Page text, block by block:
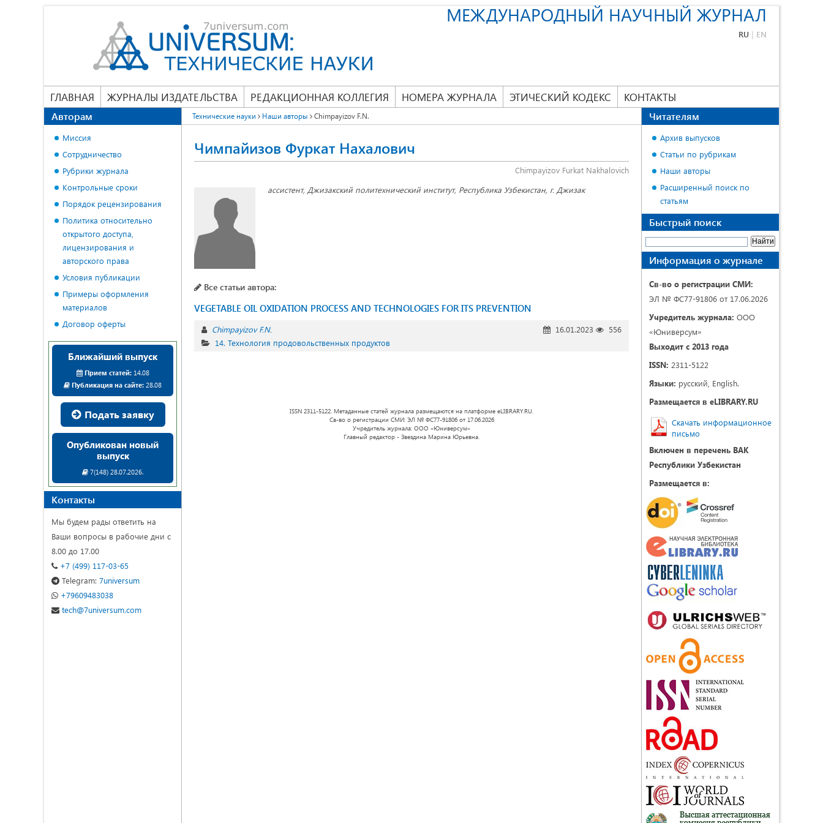
МЕЖДУНАРОДНЫЙ НАУЧНЫЙ ЖУРНАЛ
RU | EN
ГЛАВНАЯ ЖУРНАЛЫ ИЗДАТЕЛЬСТВА РЕДАКЦИОННАЯ КОЛЛЕГИЯ НОМЕРА ЖУРНАЛА ЭТИЧЕСКИЙ КОДЕКС КОНТАКТЫ
Технические науки Наши авторы Chimpayizov F.N.
Чимпайизов Фуркат Нахалович
Chimpayizov Furkat Nakhalovich
ассистент, Джизакский политехнический институт, Республика Узбекистан, г. Джизак
Все статьи автора:
VEGETABLE OIL OXIDATION PROCESS AND TECHNOLOGIES FOR ITS PREVENTION
Chimpayizov F.N. 16.01.2023
556
14. Технология продовольственных продуктов
ISSN 2311-5122. Метаданные статей журнала размещаются на платформе eLIBRARY.RU.
Св-во о регистрации СМИ: ЭЛ № ФС77-91806 от 17.06.2026
Учредитель журнала: ООО «Юниверсум»
Главный редактор - Звездина Марина Юрьевна.
Авторам
Миссия
Сотрудничество
Рубрики журнала
Контрольные сроки
Порядок рецензирования
Политика относительно
открытого доступа,
лицензирования и
авторского права
Условия публикации
Примеры оформления
материалов
Договор оферты
Ближайший выпуск
Прием статей:14.08
Публикация на сайте: 28.08
Подать заявку
Опубликован новый
выпуск
7(148) 28.07.2026.
Контакты
Мы будем рады ответить на
Ваши вопросы в рабочие дни с
8.00 до 17.00
+7 (499) 117-03-65
Telegram: 7universum
+79609483038
tech@7universum.com
Читателям
Архив выпусков
Статьи по рубрикам
Наши авторы
Расширенный поиск по
статьям
Быстрый поиск
Информация о журнале
Св-во о регистрации СМИ:
ЭЛ № ФС77-91806 от 17.06.2026
Учредитель журнала: ООО
«Юниверсум»
Выходит с 2013 года
ISSN: 2311-5122
Языки: русский, English.
Размещается в eLIBRARY.RU
Скачать информационное
письмо
Включен в перечень ВАК
Республики Узбекистан
Размещается в: